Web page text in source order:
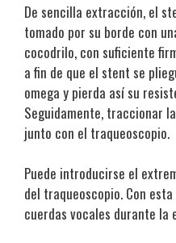
De sencilla extracción, el
tomado por su borde con
cocodrilo, con suficiente
a fin de que el stent se
omega y pierda así su
Seguidamente, traccionar
junto con el traqueoscopio.
Puede introducirse el
del traqueoscopio. Con
cuerdas vocales durante la